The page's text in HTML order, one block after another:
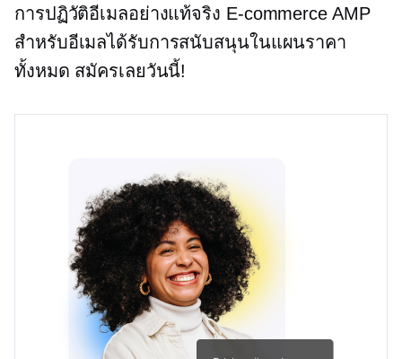
การปฏิวัติอีเมลอย่างแท้จริง E-commerceAMP
สำหรับอีเมลได้รับการสนับสนุนในแผนราคา
ทั้งหมด สมัครเลยวันนี้!